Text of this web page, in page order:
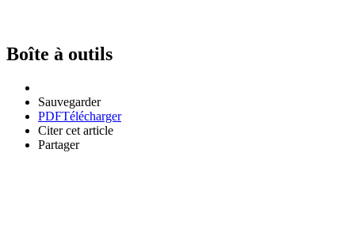
Boîte à outils
Sauvegarder
PDFTélécharger
Citer cet article
Partager